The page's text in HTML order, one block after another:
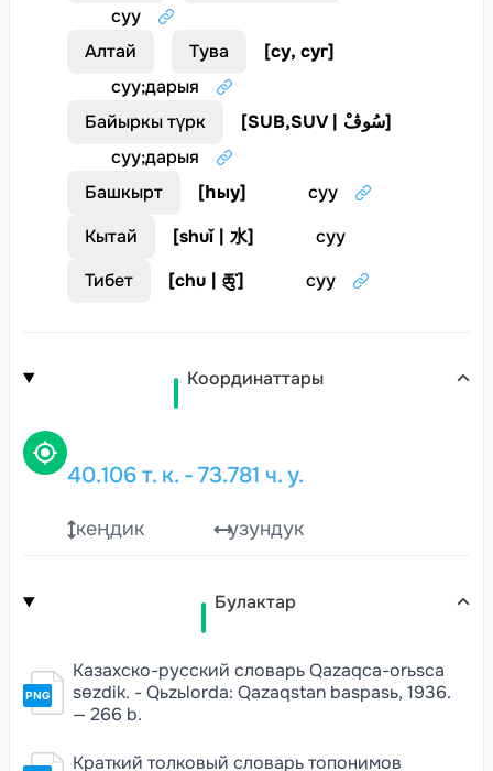
суу
Алтай
Тува [су, суг]
суу;дарыя
Байыркы түрк
[ SUB,SUV | سُوڤْ]
суу;дарыя
Башкырт
[һыу]
суу
Кытай
[shuǐ | 水]
суу
Тибет
[chu | ཆུ་] суу
Координаттары
40.106 т. к. - 73.781 ч. у.
кеңдик узундук
Булактар
PNG
Казахско-русский словарь Qazaqca-orьsca
sɵzdik. - Qьzьlorda: Qazaqstan baspasь, 1936.
— 266 b.
Краткий толковый словарь топонимов